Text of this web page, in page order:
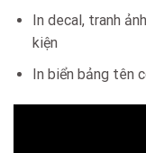
In decal, tranh
kiện
In biển bảng tên